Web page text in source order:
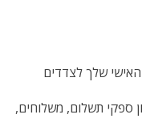
שלך לצדדים
ספקי תשלום, משלוחים,